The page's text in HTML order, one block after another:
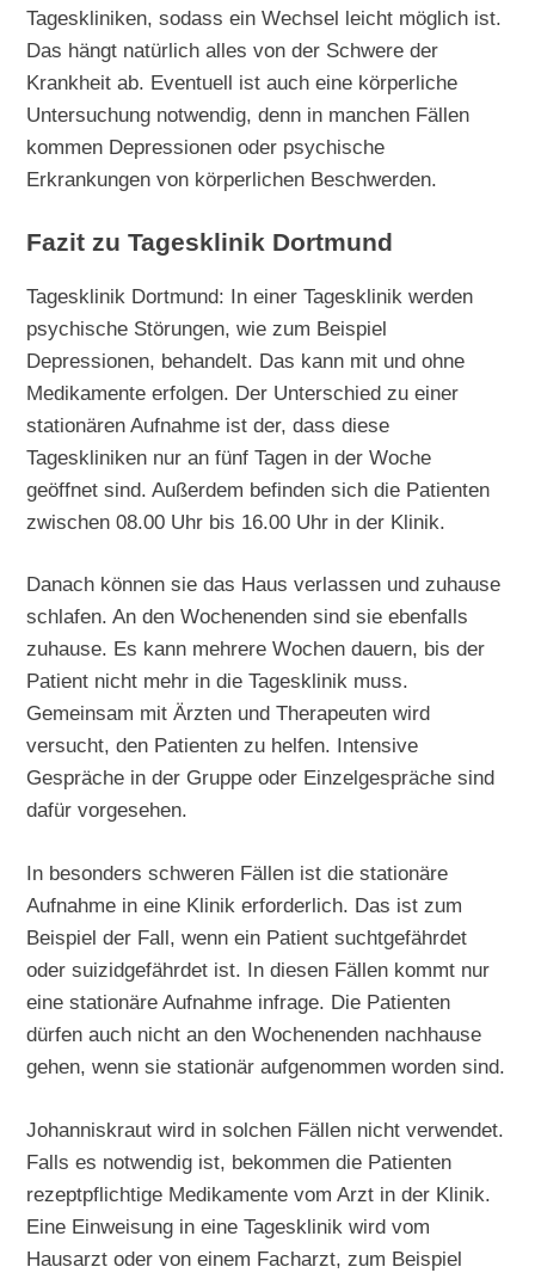
Tageskliniken, sodass ein Wechsel leicht möglich ist.
Das hängt natürlich alles von der Schwere der
Krankheit ab. Eventuell ist auch eine körperliche
Untersuchung notwendig, denn in manchen Fällen
kommen Depressionen oder psychische
Erkrankungen von körperlichen Beschwerden.
Fazit zu Tagesklinik Dortmund
Tagesklinik Dortmund: In einer Tagesklinik werden
psychische Störungen, wie zum Beispiel
Depressionen, behandelt. Das kann mit und ohne
Medikamente erfolgen. Der Unterschied zu einer
stationären Aufnahme ist der, dass diese
Tageskliniken nur an fünf Tagen in der Woche
geöffnet sind. Außerdem befinden sich die Patienten
zwischen 08.00 Uhr bis 16.00 Uhr in der Klinik.
Danach können sie das Haus verlassen und zuhause
schlafen. An den Wochenenden sind sie ebenfalls
zuhause. Es kann mehrere Wochen dauern, bis der
Patient nicht mehr in die Tagesklinik muss.
Gemeinsam mit Ärzten und Therapeuten wird
versucht, den Patienten zu helfen. Intensive
Gespräche in der Gruppe oder Einzelgespräche sind
dafür vorgesehen.
In besonders schweren Fällen ist die stationäre
Aufnahme in eine Klinik erforderlich. Das ist zum
Beispiel der Fall, wenn ein Patient suchtgefährdet
oder suizidgefährdet ist. In diesen Fällen kommt nur
eine stationäre Aufnahme infrage. Die Patienten
dürfen auch nicht an den Wochenenden nachhause
gehen, wenn sie stationär aufgenommen worden sind.
Johanniskraut wird in solchen Fällen nicht verwendet.
Falls es notwendig ist, bekommen die Patienten
rezeptpflichtige Medikamente vom Arzt in der Klinik.
Eine Einweisung in eine Tagesklinik wird vom
Hausarzt oder von einem Facharzt, zum Beispiel